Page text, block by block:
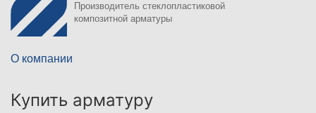
Производитель стеклопластиковой
композитной арматуры
О компании
Купить арматуру